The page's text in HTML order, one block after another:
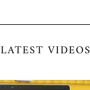
LATEST VIDEOS